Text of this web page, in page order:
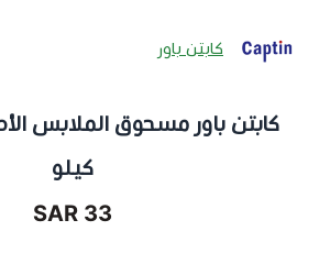
كابتن باور
كيلو
33 SAR